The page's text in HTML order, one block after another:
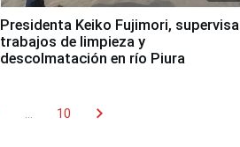
Presidenta Keiko Fujimori, supervisa
trabajos de limpieza y
descolmatación en río Piura
10 chevron_right